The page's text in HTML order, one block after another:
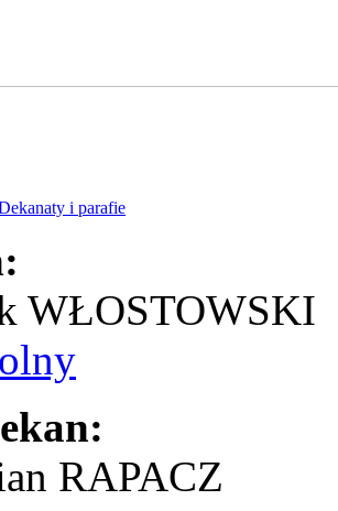
i parafie
WŁOSTOWSKI
RAPACZ